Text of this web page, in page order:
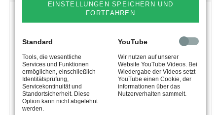
FUTTERMISCHSCHAUFELN
MINI MIX 2000
Zweischneckenmischer
Das youtube Video wird nicht dargestellt. Dieser Inhalt
eines Drittanbieters wird aufgrund Ihrer fehlenden
EINSTELLUNGEN SPEICHERN UND
FORTFAHREN
Standard
Tools, die wesentliche
Services und Funktionen
ermöglichen, einschließlich
Identitätsprüfung,
Servicekontinuität und
Standortsicherheit. Diese
Option kann nicht abgelehnt
werden.
YouTube
Wir nutzen auf unserer
Website YouTube Videos. Bei
Wiedergabe der Videos setzt
YouTube einen Cookie, der
informationen über das
Nutzerverhalten sammelt.